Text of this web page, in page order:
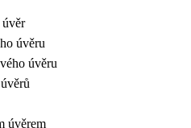
úvěru
úvěru
úvěrem